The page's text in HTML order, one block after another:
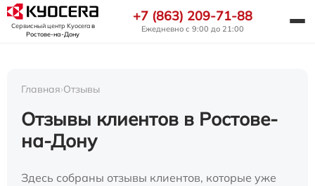
Сервисный центр Kyoceraв
Ростове-на-Дону
+7 (863) 209-71-88
Ежедневно с 9:00 до 21:00
Главная›Отзывы
Отзывы клиентов в Ростове-
на-Дону
Здесь собраны отзывы клиентов, которые уже